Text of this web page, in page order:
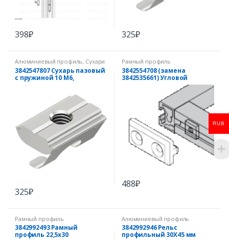
398₽ 325₽
Алюминиевый профиль, Сухари
для паза 10 мм
3842547807 Сухарь пазовый
с пружиной 10 M6,
325₽
Рамный профиль
3842554708 (замена
3842535661) Угловой
соединитель 22,5X30
488₽
Рамный профиль
3842992493 Рамный
профиль 22,5х30
Алюминиевый профиль
3842992946 Рельс
профильный 30X45 мм
RUB